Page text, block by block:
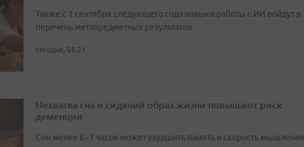
Также с 1 сентября следующего года навыки работы с ИИ войдут в
перечень метапредметных результатов
сегодня, 06:21
Нехватка сна и сидячий образ жизни повышают риск
деменции
Сон менее 6–7 часов может ухудшить память и скорость мышления